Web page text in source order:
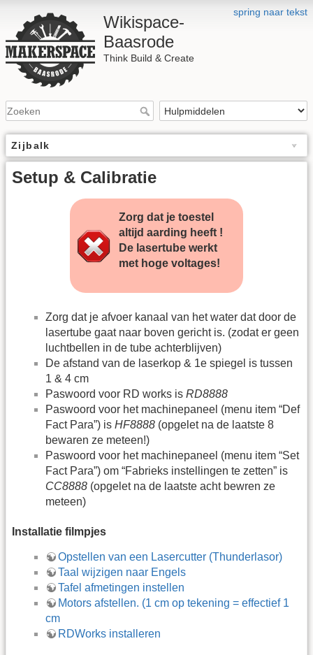
spring naar tekst
Wikispace-
Baasrode
Think Build & Create
Zijbalk
Setup & Calibratie
Zorg dat je toestel
altijd aarding heeft !
De lasertube werkt
met hoge voltages!
Zorg dat je afvoer kanaal van het water dat door de
lasertube gaat naar boven gericht is. (zodat er geen
luchtbellen in de tube achterblijven)
De afstand van de laserkop & 1e spiegel is tussen
1 & 4 cm
Paswoord voor RD works is RD8888
Paswoord voor het machinepaneel (menu item “Def
Fact Para”) is HF8888 (opgelet na de laatste 8
bewaren ze meteen!)
Paswoord voor het machinepaneel (menu item “Set
Fact Para”) om “Fabrieks instellingen te zetten” is
CC8888 (opgelet na de laatste acht bewren ze
meteen)
Installatie filmpjes
Opstellen van een Lasercutter (Thunderlasor)
Taal wijzigen naar Engels
Tafel afmetingen instellen
Motors afstellen. (1 cm op tekening = effectief 1
cm
RDWorks installeren